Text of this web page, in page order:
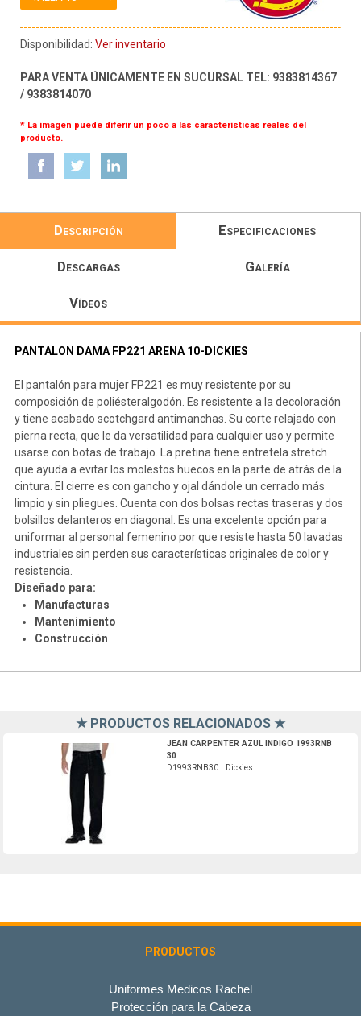
Disponibilidad: Ver inventario
PARA VENTA ÚNICAMENTE EN SUCURSAL TEL: 9383814367
/ 9383814070
* La imagen puede diferir un poco a las características reales del
producto.
Descripción Especificaciones
Descargas Galería
Vídeos
PANTALON DAMA FP221 ARENA 10-DICKIES
El pantalón para mujer FP221 es muy resistente por su
composición de poliésteralgodón. Es resistente a la decoloración
y tiene acabado scotchgard antimanchas. Su corte relajado con
pierna recta, que le da versatilidad para cualquier uso y permite
usarse con botas de trabajo. La pretina tiene entretela stretch
que ayuda a evitar los molestos huecos en la parte de atrás de la
cintura. El cierre es con gancho y ojal dándole un cerrado más
limpio y sin pliegues. Cuenta con dos bolsas rectas traseras y dos
bolsillos delanteros en diagonal. Es una excelente opción para
uniformar al personal femenino por que resiste hasta 50 lavadas
industriales sin perden sus características originales de color y
resistencia.
Diseñado para:
Manufacturas
Mantenimiento
Construcción
★ PRODUCTOS RELACIONADOS ★
JEAN CARPENTER AZUL INDIGO 1993RNB
30
D1993RNB30 | Dickies
PRODUCTOS
Uniformes Medicos Rachel
Protección para la Cabeza